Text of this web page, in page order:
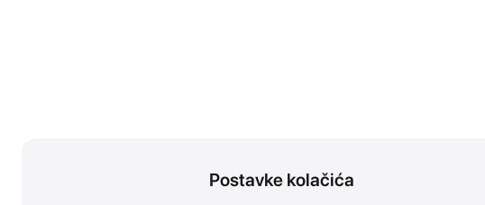
Postavke kolačića